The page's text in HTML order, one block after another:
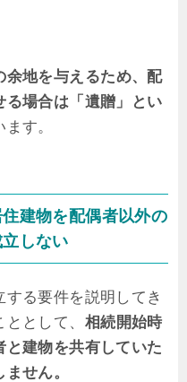
余地を与えるため、配
場合は「遺贈」とい
す。
建物を配偶者以外の
しない
る要件を説明してき
として、 相続開始時
建物を共有していた
せん。